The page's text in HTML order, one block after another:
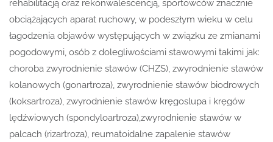
rehabilitacją oraz rekonwalescencją, sportowców znacznie
obciążających aparat ruchowy, w podeszłym wieku w celu
łagodzenia objawów występujących w związku ze zmianami
pogodowymi, osób z dolegliwościami stawowymi takimi jak:
choroba zwyrodnienie stawów (CHZS), zwyrodnienie stawów
kolanowych (gonartroza), zwyrodnienie stawów biodrowych
(koksartroza), zwyrodnienie stawów kręgoslupa i kręgów
lędźwiowych (spondyloartroza),zwyrodnienie stawów w
palcach (rizartroza), reumatoidalne zapalenie stawów